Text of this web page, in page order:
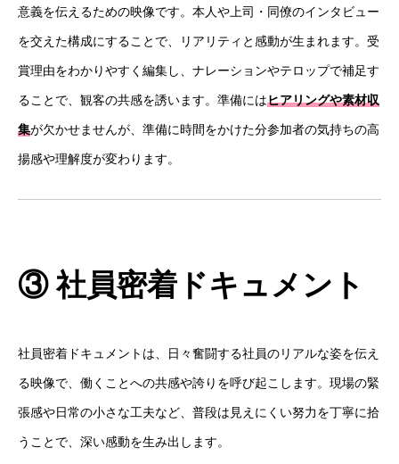
意義を伝えるための映像です。本人や上司・同僚のインタビュー
を交えた構成にすることで、リアリティと感動が生まれます。受
賞理由をわかりやすく編集し、ナレーションやテロップで補足す
ることで、観客の共感を誘います。準備にはヒアリングや素材収
集が欠かせませんが、準備に時間をかけた分参加者の気持ちの高
揚感や理解度が変わります。
③ 社員密着ドキュメント
社員密着ドキュメントは、日々奮闘する社員のリアルな姿を伝え
る映像で、働くことへの共感や誇りを呼び起こします。現場の緊
張感や日常の小さな工夫など、普段は見えにくい努力を丁寧に拾
うことで、深い感動を生み出します。